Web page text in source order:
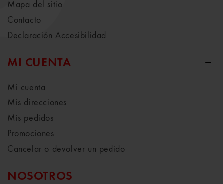
Mapa del sitio
Contacto
Declaración Accesibilidad
MI CUENTA
Mi cuenta
Mis direcciones
Mis pedidos
Promociones
Cancelar o devolver un pedido
NOSOTROS